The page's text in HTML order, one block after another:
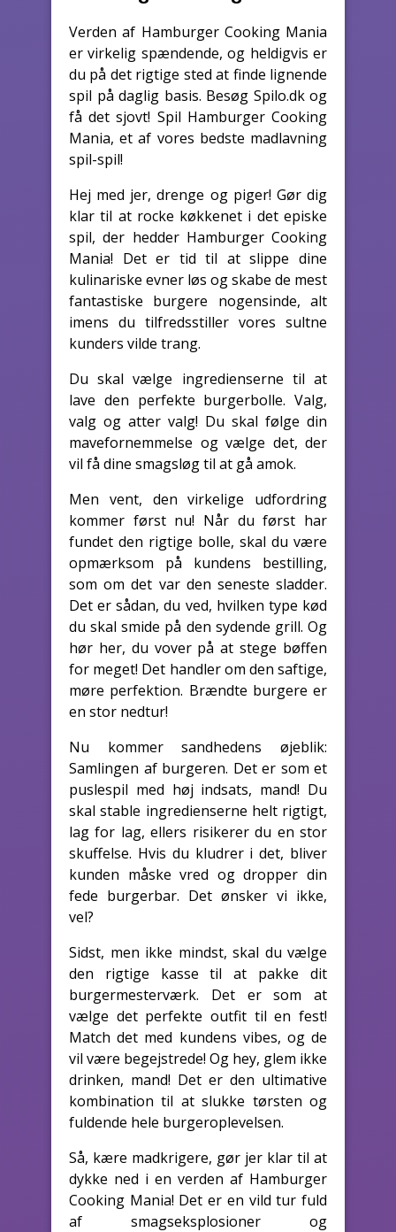
Verden af Hamburger Cooking Mania
er virkelig spændende, og heldigvis er
du på det rigtige sted at finde lignende
spil på daglig basis. Besøg Spilo.dk og
få det sjovt! Spil Hamburger Cooking
Mania, et af vores bedste madlavning
spil-spil!
Hej med jer, drenge og piger! Gør dig
klar til at rocke køkkenet i det episke
spil, der hedder Hamburger Cooking
Mania! Det er tid til at slippe dine
kulinariske evner løs og skabe de mest
fantastiske burgere nogensinde, alt
imens du tilfredsstiller vores sultne
kunders vilde trang.
Du skal vælge ingredienserne til at
lave den perfekte burgerbolle. Valg,
valg og atter valg! Du skal følge din
mavefornemmelse og vælge det, der
vil få dine smagsløg til at gå amok.
Men vent, den virkelige udfordring
kommer først nu! Når du først har
fundet den rigtige bolle, skal du være
opmærksom på kundens bestilling,
som om det var den seneste sladder.
Det er sådan, du ved, hvilken type kød
du skal smide på den sydende grill. Og
hør her, du vover på at stege bøffen
for meget! Det handler om den saftige,
møre perfektion. Brændte burgere er
en stor nedtur!
Nu kommer sandhedens øjeblik:
Samlingen af burgeren. Det er som et
puslespil med høj indsats, mand! Du
skal stable ingredienserne helt rigtigt,
lag for lag, ellers risikerer du en stor
skuffelse. Hvis du kludrer i det, bliver
kunden måske vred og dropper din
fede burgerbar. Det ønsker vi ikke,
vel?
Sidst, men ikke mindst, skal du vælge
den rigtige kasse til at pakke dit
burgermesterværk. Det er som at
vælge det perfekte outfit til en fest!
Match det med kundens vibes, og de
vil være begejstrede! Og hey, glem ikke
drinken, mand! Det er den ultimative
kombination til at slukke tørsten og
fuldende hele burgeroplevelsen.
Så, kære madkrigere, gør jer klar til at
dykke ned i en verden af Hamburger
Cooking Mania! Det er en vild tur fuld
af smagseksplosioner og